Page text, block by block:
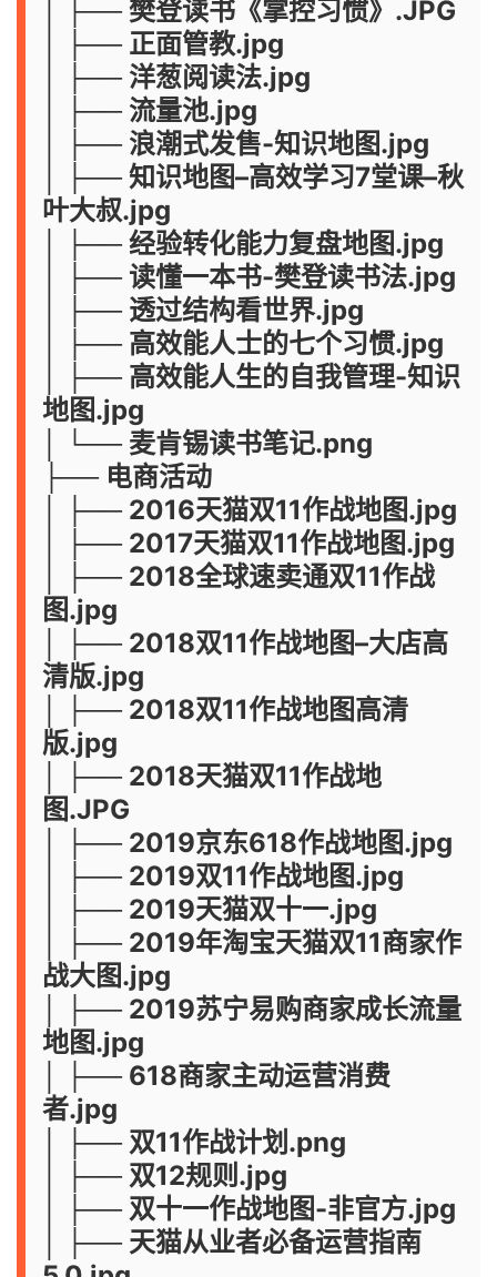
│ ├── 樊登读书《掌控习惯》.JPG
│ ├── 正面管教.jpg
│ ├── 洋葱阅读法.jpg
│ ├── 流量池.jpg
│ ├── 浪潮式发售-知识地图.jpg
│ ├── 知识地图–高效学习7堂课–秋
叶大叔.jpg
│ ├── 经验转化能力复盘地图.jpg
│ ├── 读懂一本书-樊登读书法.jpg
│ ├── 透过结构看世界.jpg
│ ├── 高效能人士的七个习惯.jpg
│ ├── 高效能人生的自我管理-知识
地图.jpg
│ └── 麦肯锡读书笔记.png
├── 电商活动
│ ├── 2016天猫双11作战地图.jpg
│ ├── 2017天猫双11作战地图.jpg
│ ├── 2018全球速卖通双11作战
图.jpg
│ ├── 2018双11作战地图–大店高
清版.jpg
│ ├── 2018双11作战地图高清
版.jpg
│ ├── 2018天猫双11作战地
图.JPG
│ ├── 2019京东618作战地图.jpg
│ ├── 2019双11作战地图.jpg
│ ├── 2019天猫双十一.jpg
│ ├── 2019年淘宝天猫双11商家作
战大图.jpg
│ ├── 2019苏宁易购商家成长流量
地图.jpg
│ ├── 618商家主动运营消费
者.jpg
│ ├── 双11作战计划.png
│ ├── 双12规则.jpg
│ ├── 双十一作战地图-非官方.jpg
│ ├── 天猫从业者必备运营指南